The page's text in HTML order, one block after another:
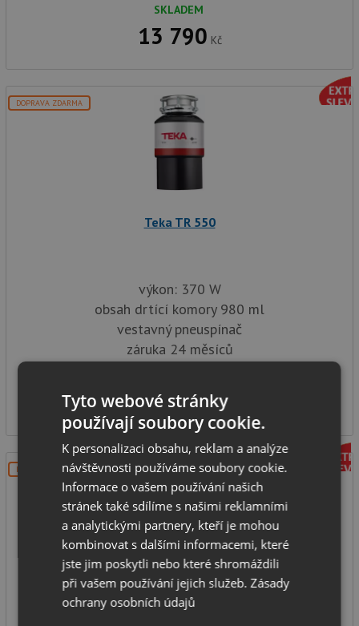
SKLADEM
13 790 Kč
DOPRAVA ZDARMA
Teka TR 550
výkon: 370 W
obsah drtící komory 980 ml
vestavný pneuspínač
záruka 24 měsíců
8 990 Kč
DOPRAVA ZDARMA
Teka TR 750
Tyto webové stránky
používají soubory cookie.
K personalizaci obsahu, reklam a analýze
návštěvnosti používáme soubory cookie.
Informace o vašem používání našich
stránek také sdílíme s našimi reklamními
a analytickými partnery, kteří je mohou
kombinovat s dalšími informacemi, které
jste jim poskytli nebo které shromáždili
při vašem používání jejich služeb.Zásady
ochrany osobních údajů